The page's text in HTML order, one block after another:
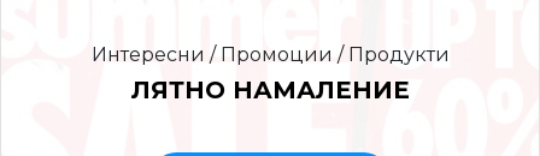
Интересни / Промоции / Продукти
ЛЯТНО НАМАЛЕНИЕ